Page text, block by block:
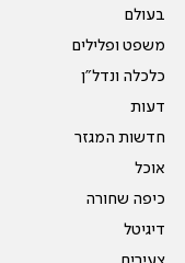
בעולם
משפט ופלילים
כלכלה ונדל"ן
דעות
חדשות המגזר
אוכל
כיפה שחורה
דיגיטל